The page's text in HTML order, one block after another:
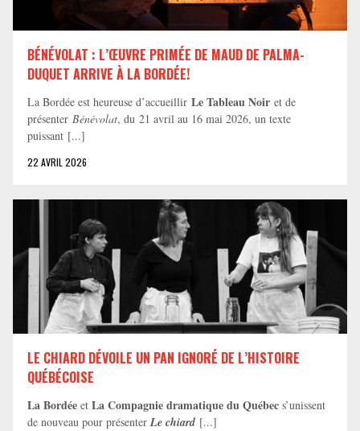
BÉNÉVOLAT : L’ŒUVRE PRIMÉE DE MAUD DE PALMA-
DUQUET ARRIVE À LA BORDÉE!
La Bordée est heureuse d’accueillir Le Tableau Noir et de
présenter Bénévolat, du 21 avril au 16 mai 2026, un texte
puissant [...]
22 AVRIL 2026
LE CHIARD DÉVOILE UN PAN IGNORÉ DE L’HISTOIRE
QUÉBÉCOISE
La Bordée et La Compagnie dramatique du Québec s’unissent
de nouveau pour présenter Le chiard [...]